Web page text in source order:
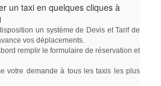
un taxi en quelques cliques à
un système de Devis et Tarif de
vos déplacements.
remplir le formulaire de réservation et
demande à tous les taxis les plus